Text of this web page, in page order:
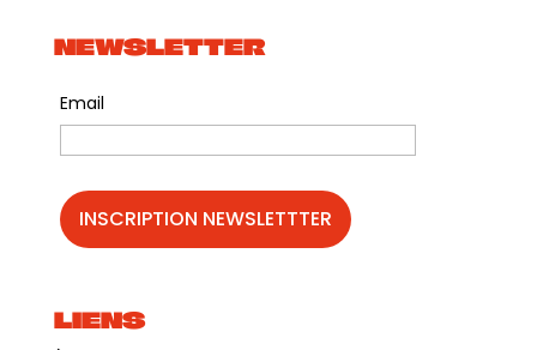
NEWSLETTER
Email
LIENS